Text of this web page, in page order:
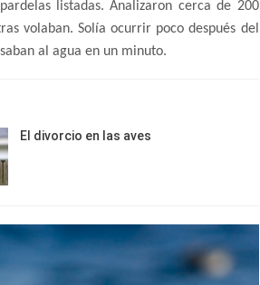
listadas. Analizaron cerca de 200
volaban. Solía ocurrir poco después del
al agua en un minuto.
El divorcio en las aves